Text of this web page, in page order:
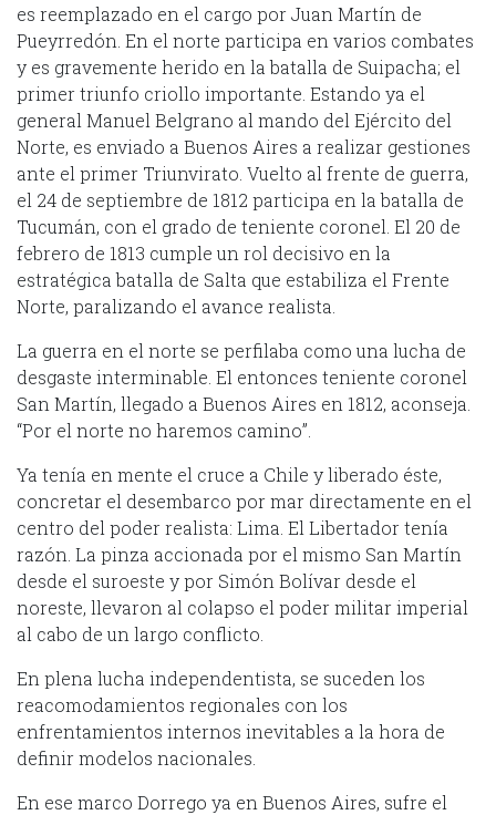
es reemplazado en el cargo por Juan Martín de
Pueyrredón. En el norte participa en varios combates
y es gravemente herido en la batalla de Suipacha; el
primer triunfo criollo importante. Estando ya el
general Manuel Belgrano al mando del Ejército del
Norte, es enviado a Buenos Aires a realizar gestiones
ante el primer Triunvirato. Vuelto al frente de guerra,
el 24 de septiembre de 1812 participa en la batalla de
Tucumán, con el grado de teniente coronel. El 20 de
febrero de 1813 cumple un rol decisivo en la
estratégica batalla de Salta que estabiliza el Frente
Norte, paralizando el avance realista.
La guerra en el norte se perfilaba como una lucha de
desgaste interminable. El entonces teniente coronel
San Martín, llegado a Buenos Aires en 1812, aconseja.
“Por el norte no haremos camino”.
Ya tenía en mente el cruce a Chile y liberado éste,
concretar el desembarco por mar directamente en el
centro del poder realista: Lima. El Libertador tenía
razón. La pinza accionada por el mismo San Martín
desde el suroeste y por Simón Bolívar desde el
noreste, llevaron al colapso el poder militar imperial
al cabo de un largo conflicto.
En plena lucha independentista, se suceden los
reacomodamientos regionales con los
enfrentamientos internos inevitables a la hora de
definir modelos nacionales.
En ese marco Dorrego ya en Buenos Aires, sufre el